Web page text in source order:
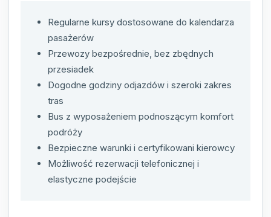
Regularne kursy dostosowane do kalendarza
pasażerów
Przewozy bezpośrednie, bez zbędnych
przesiadek
Dogodne godziny odjazdów i szeroki zakres
tras
Bus z wyposażeniem podnoszącym komfort
podróży
Bezpieczne warunki i certyfikowani kierowcy
Możliwość rezerwacji telefonicznej i
elastyczne podejście